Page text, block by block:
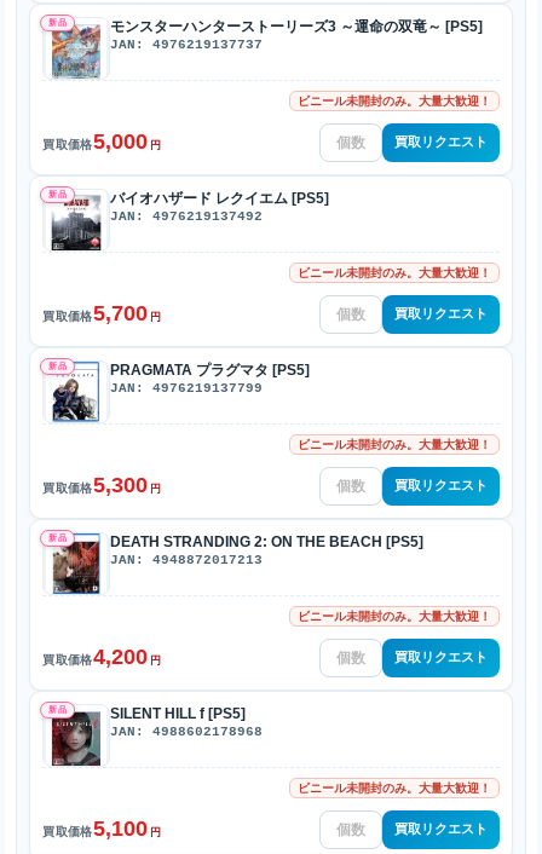
新品 モンスターハンターストーリーズ3 ～運命の双竜～ [PS5]
JAN: 4976219137737
ビニール未開封のみ。大量大歓迎！
買取価格5,000 円 買取リクエスト
新品 バイオハザード レクイエム [PS5]
JAN: 4976219137492
ビニール未開封のみ。大量大歓迎！
買取価格5,700 円 買取リクエスト
新品 PRAGMATA プラグマタ [PS5]
JAN: 4976219137799
ビニール未開封のみ。大量大歓迎！
買取価格5,300 円 買取リクエスト
新品 DEATH STRANDING 2: ON THE BEACH [PS5]
JAN: 4948872017213
ビニール未開封のみ。大量大歓迎！
買取価格4,200 円 買取リクエスト
新品 SILENT HILL f [PS5]
JAN: 4988602178968
ビニール未開封のみ。大量大歓迎！
買取価格5,100 円 買取リクエスト